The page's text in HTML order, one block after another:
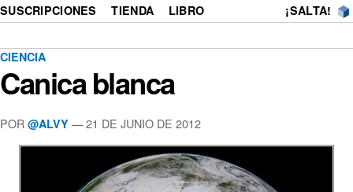
SUSCRIPCIONES
TIENDA LIBRO ¡SALTA!
CIENCIA
Canica blanca
POR @ALVY — 21 DE JUNIO DE 2012